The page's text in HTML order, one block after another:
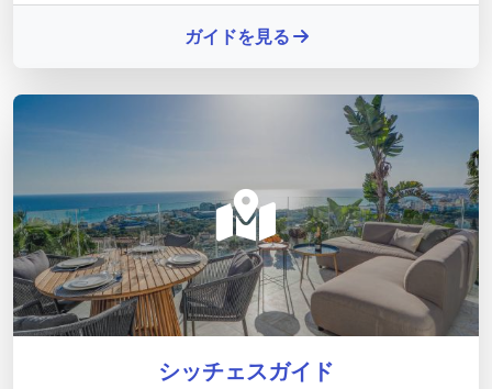
ガイドを見る
シッチェスガイド